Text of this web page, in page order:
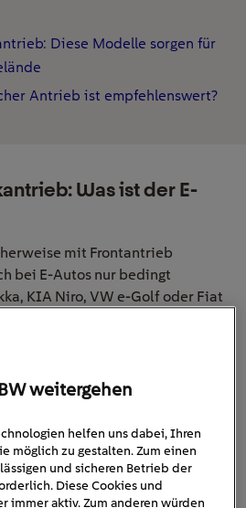
Diese Modelle sorgen für
Antrieb ist empfehlenswert?
Was ist der E-
mit Frontantrieb
bei E-Autos nur bedingt
KIA Niro, VW e-Golf oder Fiat
Stelle. Ein großer Vorteil
darin, dass ein Großteil der
des Fahrzeugs verbaut
zur Folge hat, dass das
kleineren Modellen nicht leidet.
Frontantrieb meist günstiger,
konstruiert ist.
weitergehen
helfen uns dabei, Ihren
möglich zu gestalten. Zum einen
und sicheren Betrieb der
Diese Cookies und
immer aktiv. Zum anderen würden